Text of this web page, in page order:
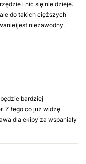
i nic się nie dzieje.
do takich cięższych
niezawodny.
bardziej
Z tego co już widzę
dla ekipy za wspaniały